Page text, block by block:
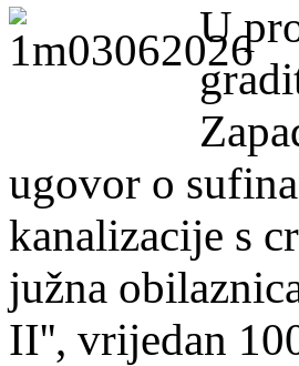
U
ugovor o
kanalizacije s
južna
II'', vrijedan